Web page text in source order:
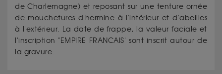
de Charlemagne) et reposant sur une tenture ornée
de mouchetures d'hermine à l'intérieur et d'abeilles
à l'extérieur. La date de frappe, la valeur faciale et
l'inscription "EMPIRE FRANCAIS' sont inscrit autour de
la gravure.